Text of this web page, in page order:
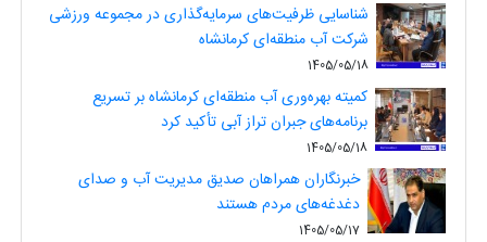
شناسایی ظرفیت‌های سرمایه‌گذاری در مجموعه ورزشی
شرکت آب منطقه‌ای کرمانشاه
1405/05/18
کمیته بهره‌وری آب منطقه‌ای کرمانشاه بر تسریع
برنامه‌های جبران تراز آبی تأکید کرد
1405/05/18
خبرنگاران همراهان صدیق مدیریت آب و صدای
دغدغه‌های مردم هستند
1405/05/17